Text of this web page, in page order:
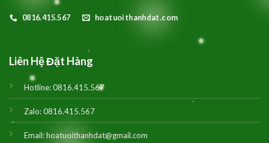
0816.415.567 hoatuoithanhdat.com
Liên Hệ Đặt Hàng
Hotline:0816.415.567
Zalo:0816.415.567
Email:hoatuoithanhdat@gmail.com